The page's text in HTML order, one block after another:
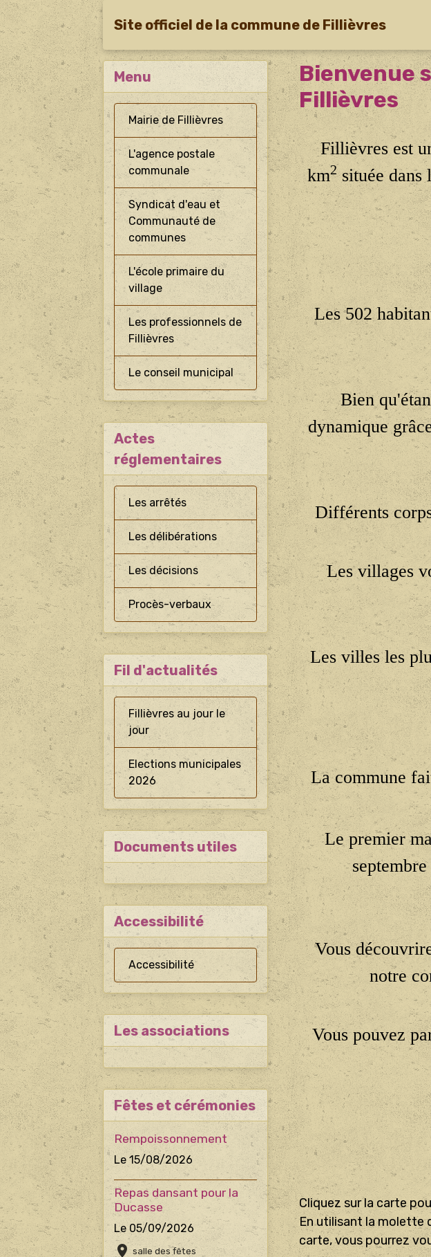
Site officiel de la commune de Fillièvres
Bienvenue
Fillièvres
Fillièvres est
km2située dans
Les 502
Bien
dynamique
Différents
Les villages
Les villes les
La commune
Le premier
Vous
notre
Vous pouvez
Cliquez sur la carte
En utilisant la molette
carte, vous pourrez
Menu
Mairie de Fillièvres
L'agence postale
communale
Syndicat d'eau et
Communauté de
communes
L'école primaire du
village
Les professionnels de
Fillièvres
Le conseil municipal
Actes
réglementaires
Les arrêtés
Les délibérations
Les décisions
Procès-verbaux
Fil d'actualités
Fillièvres au jour le
jour
Elections municipales
2026
Documents utiles
Accessibilité
Accessibilité
Les associations
Fêtes et cérémonies
Rempoissonnement
Le 15/08/2026
Repas dansant pour la
Ducasse
Le 05/09/2026
salle des fêtes